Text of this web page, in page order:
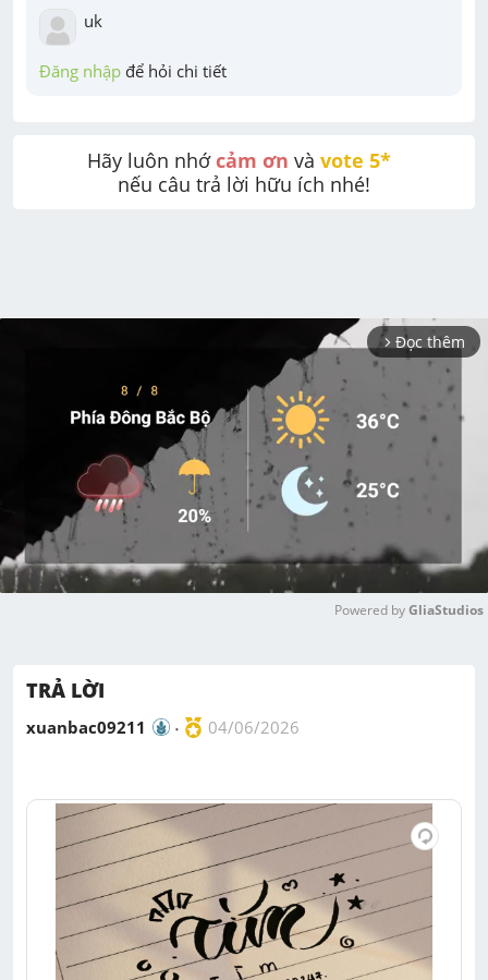
uk
Đăng nhập để hỏi chi tiết
Hãy luôn nhớ cảm ơn và vote 5*
nếu câu trả lời hữu ích nhé!
arrow_forward_ios Đọc thêm
Powered by GliaStudios
TRẢ LỜI
xuanbac09211 04/06/2026